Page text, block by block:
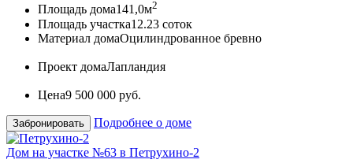
Площадь дома141,0м2
Площадь участка12.23 соток
Материал домаОцилиндрованное бревно
Проект домаЛапландия
Цена9 500 000 руб.
Забронировать Подробнее о доме
Дом на участке №63 в Петрухино-2